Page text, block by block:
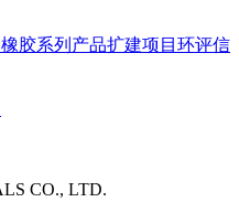
胶系列产品扩建项目环评信
CO., LTD.